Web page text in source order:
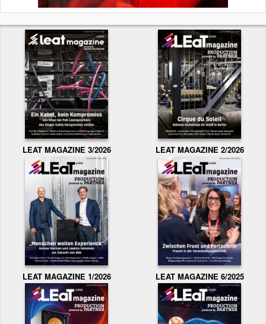
LEAT MAGAZINE 3/2026 LEAT MAGAZINE 2/2026
LEAT MAGAZINE 1/2026 LEAT MAGAZINE 6/2025